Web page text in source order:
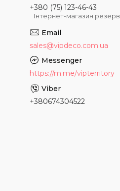
+380 (75) 123-46-43
Інтернет-магазин резерв
sales@vipdeco.com.ua
https://m.me/vipterritory
+380674304522